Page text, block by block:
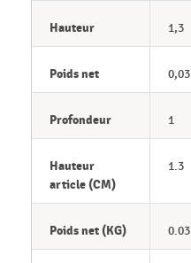
Hauteur 1,3
Poids net 0,03
Profondeur 1
Hauteur
article (CM)
1.3
Poids net (KG) 0.03